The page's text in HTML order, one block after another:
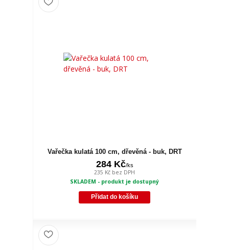
Vařečka kulatá 100 cm, dřevěná - buk, DRT
284 Kč/ks
235 Kč bez DPH
SKLADEM - produkt je dostupný
Přidat do košíku